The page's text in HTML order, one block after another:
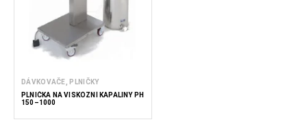
DÁVKOVAČE, PLNIČKY
PLNIČKA NA VISKÓZNÍ KAPALINY PH
150–1000